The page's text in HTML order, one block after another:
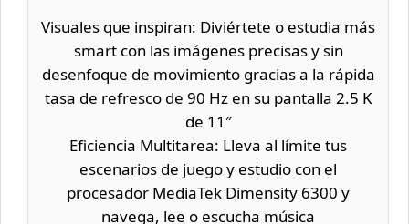
Visuales que inspiran: Diviértete o estudia más
smart con las imágenes precisas y sin
desenfoque de movimiento gracias a la rápida
tasa de refresco de 90 Hz en su pantalla 2.5 K
de 11″
Eficiencia Multitarea: Lleva al límite tus
escenarios de juego y estudio con el
procesador MediaTek Dimensity 6300 y
navega, lee o escucha música